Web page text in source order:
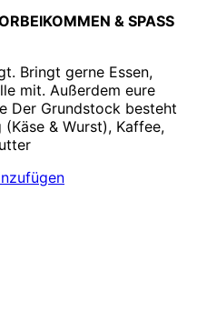
& SPASS
Bringt gerne Essen,
mit. Außerdem eure
Der Grundstock besteht
& Wurst), Kaffee,